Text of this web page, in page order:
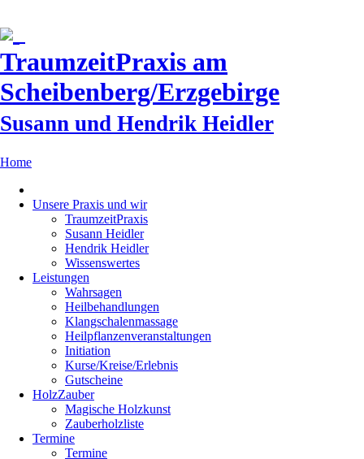
TraumzeitPraxis am
Scheibenberg/Erzgebirge
Susann und Hendrik Heidler
Home
Unsere Praxis und wir
TraumzeitPraxis
Susann Heidler
Hendrik Heidler
Wissenswertes
Leistungen
Wahrsagen
Heilbehandlungen
Klangschalenmassage
Heilpflanzenveranstaltungen
Initiation
Kurse/Kreise/Erlebnis
Gutscheine
HolzZauber
Magische Holzkunst
Zauberholzliste
Termine
Termine